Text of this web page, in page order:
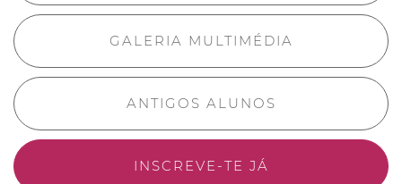
GALERIA MULTIMÉDIA
ANTIGOS ALUNOS
INSCREVE-TE JÁ